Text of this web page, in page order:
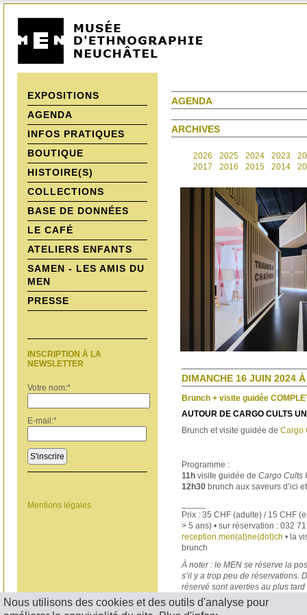
Nous utilisons des cookies et des outils d'analyse pour
EXPOSITIONS
AGENDA
INFOS PRATIQUES
BOUTIQUE
HISTOIRE(S)
COLLECTIONS
BASE DE DONNÉES
LE CAFÉ
ATELIERS ENFANTS
SAMEN - LES AMIS DU
MEN
PRESSE
INSCRIPTION À LA
NEWSLETTER
Votre nom:*
E-mail:*
S'inscrire
Mentions légales
AGENDA
ARCHIVES
2026 2025 2024 2023
2017
2016 2015 2014
DIMANCHE 16 JUIN 2024
Brunch + visite guidée
AUTOUR DE CARGO CULTS
Brunch et visite guidée de Cargo
Programme :
11h visite guidée de Cargo Cults
12h30 brunch aux saveurs d’ici
Prix : 35 CHF (adulte) / 15 CHF
> 5 ans) • sur réservation : 032
reception.men(at)ne(dot)ch • la
brunch
À noter : le MEN se réserve la
s’il y a trop peu de réservations.
réservé sont averties au plus tard
< RETOUR